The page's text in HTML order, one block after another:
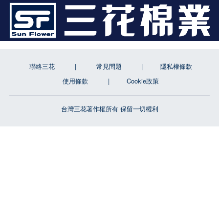
台灣三花著作權所有 保留一切權利
聯絡三花 常見問題
隱私權條款
使用條款
Cookie政策